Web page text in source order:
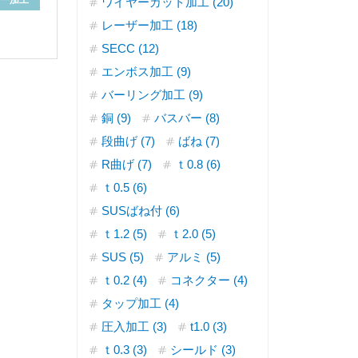
レーザー加工 (18)
SECC (12)
エンボス加工 (9)
バーリング加工 (9)
銅 (9)
バスバー (8)
段曲げ (7)
ばね (7)
R曲げ (7)
ｔ0.8 (6)
ｔ0.5 (6)
SUSばね付 (6)
ｔ1.2 (5)
ｔ2.0 (5)
SUS (5)
アルミ (5)
ｔ0.2 (4)
コネクター (4)
タップ加工 (4)
圧入加工 (3)
t1.0 (3)
ｔ0.3 (3)
シールド (3)